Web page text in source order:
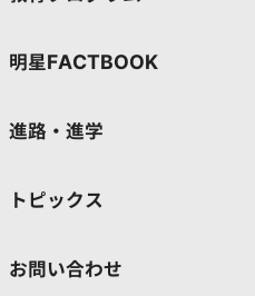
明星FACTBOOK
進路・進学
トピックス
お問い合わせ